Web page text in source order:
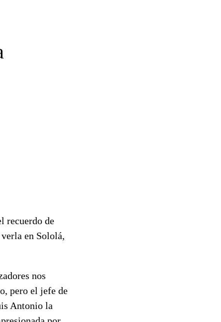
recuerdo de
en Sololá,
nos
pero el jefe de
Antonio la